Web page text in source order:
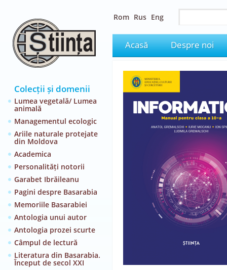
Colecții și domenii
Lumea vegetală/ Lumea
animală
Managementul ecologic
Ariile naturale protejate
din Moldova
Academica
Personalități notorii
Garabet Ibrăileanu
Pagini despre Basarabia
Memoriile Basarabiei
Antologia unui autor
Antologia prozei scurte
Câmpul de lectură
Literatura din Basarabia.
Început de secol XXI
Rom Rus Eng
Acasă Despre noi